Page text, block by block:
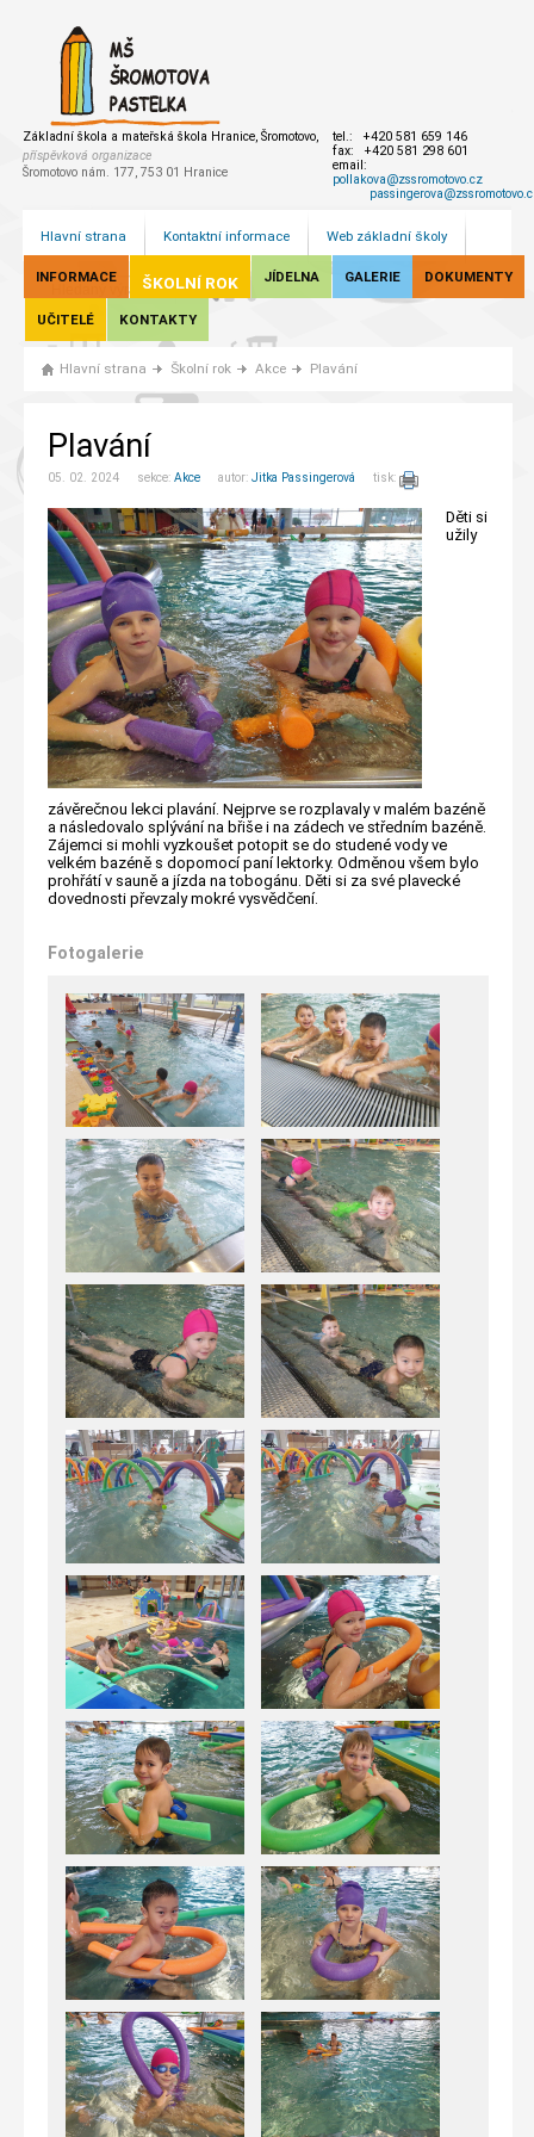
Základní škola a mateřská škola Hranice, Šromotovo,
příspěvková organizace
Šromotovo nám. 177, 753 01 Hranice
tel.: +420 581 659 146
fax: +420 581 298 601
email:
pollakova@zssromotovo.cz
Hlavní strana Kontaktní informace Web základní školy
INFORMACE ŠKOLNÍ ROK JÍDELNA GALERIE DOKUMENTY
UČITELÉ KONTAKTY
Hlavní strana Školní rok Akce Plavání
Plavání
05. 02. 2024 sekce: Akce autor: Jitka Passingerová tisk:
Děti si
užily
závěrečnou lekci plavání. Nejprve se rozplavaly v malém bazéně
a následovalo splývání na břiše i na zádech ve středním bazéně.
Zájemci si mohli vyzkoušet potopit se do studené vody ve
velkém bazéně s dopomocí paní lektorky. Odměnou všem bylo
prohřátí v sauně a jízda na tobogánu. Děti si za své plavecké
dovednosti převzaly mokré vysvědčení.
Fotogalerie